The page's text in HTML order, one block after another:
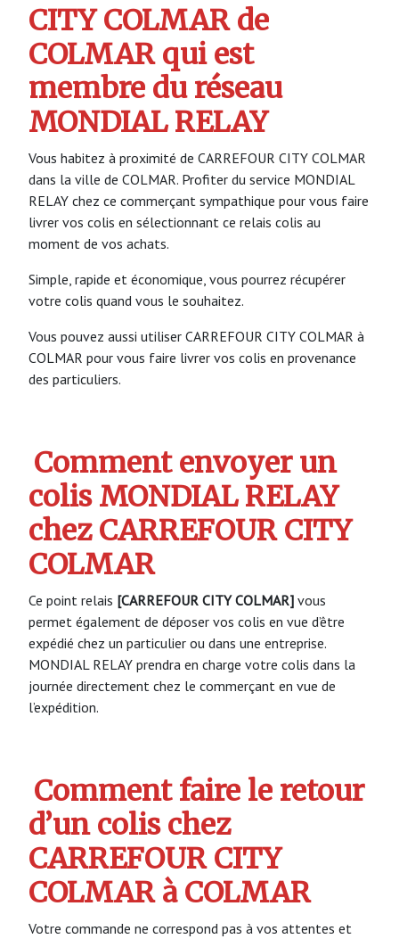
CITY COLMAR de
COLMAR qui est
membre du réseau
MONDIAL RELAY
Vous habitez à proximité de CARREFOUR CITY COLMAR
dans la ville de COLMAR. Profiter du service MONDIAL
RELAY chez ce commerçant sympathique pour vous faire
livrer vos colis en sélectionnant ce relais colis au
moment de vos achats.
Simple, rapide et économique, vous pourrez récupérer
votre colis quand vous le souhaitez.
Vous pouvez aussi utiliser CARREFOUR CITY COLMAR à
COLMAR pour vous faire livrer vos colis en provenance
des particuliers.
Comment envoyer un
colis MONDIAL RELAY
chez CARREFOUR CITY
COLMAR
Ce point relais [CARREFOUR CITY COLMAR] vous
permet également de déposer vos colis en vue d’être
expédié chez un particulier ou dans une entreprise.
MONDIAL RELAY prendra en charge votre colis dans la
journée directement chez le commerçant en vue de
l’expédition.
Comment faire le retour
d’un colis chez
CARREFOUR CITY
COLMAR à COLMAR
Votre commande ne correspond pas à vos attentes et